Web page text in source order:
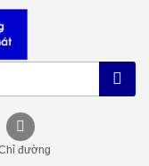
đường